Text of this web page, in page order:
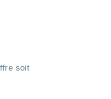
soit